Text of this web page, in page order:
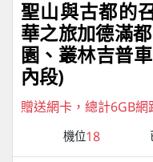
聖山與古都的
華之旅加德滿
園、叢林吉普
內段)
贈送網卡，總計6GB網
機位18